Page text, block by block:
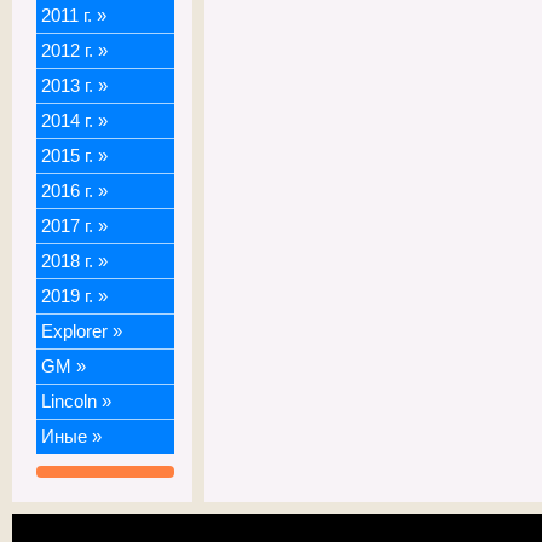
2011 г. »
2012 г. »
2013 г. »
2014 г. »
2015 г. »
2016 г. »
2017 г. »
2018 г. »
2019 г. »
Explorer »
GM »
Lincoln »
Иные »